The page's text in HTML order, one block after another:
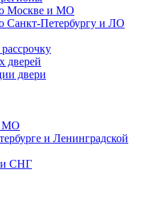
Москве и МО
Санкт-Петербургу и ЛО
дверей
двери
МО
и Ленинградской
и СНГ